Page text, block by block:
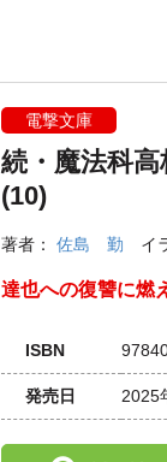
電撃文庫
続・魔法科
(10)
著者： 佐島 勤 イ
達也への復讐に燃
ISBN
発売日 2025